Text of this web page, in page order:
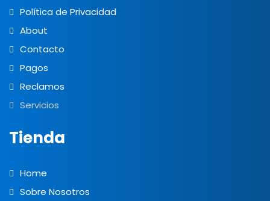
Política de Privacidad
About
Contacto
Pagos
Reclamos
Servicios
Tienda
Home
Sobre Nosotros